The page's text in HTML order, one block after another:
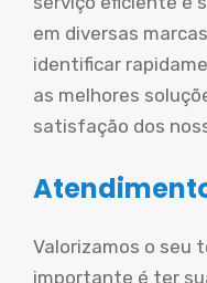
em diversas
identificar
as melhores
satisfação dos
Valorizamos o seu
importante é ter